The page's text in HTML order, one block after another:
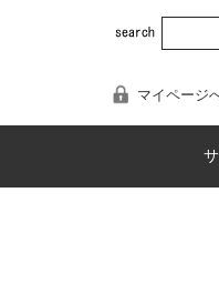
マイページ